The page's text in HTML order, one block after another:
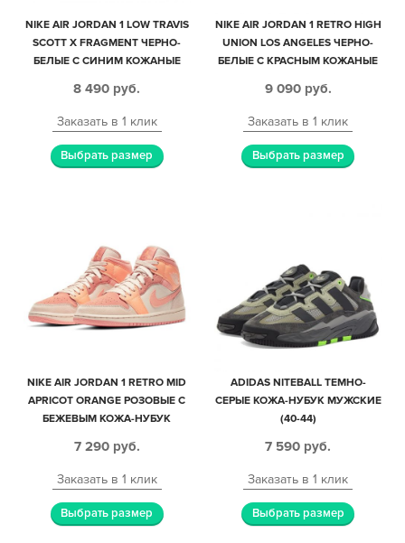
NIKE AIR JORDAN 1 LOW TRAVIS
SCOTT X FRAGMENT ЧЕРНО-
БЕЛЫЕ С СИНИМ КОЖАНЫЕ
8 490 руб.
Заказать в 1 клик
Выбрать размер
NIKE AIR JORDAN 1 RETRO HIGH
UNION LOS ANGELES ЧЕРНО-
БЕЛЫЕ С КРАСНЫМ КОЖАНЫЕ
9 090 руб.
Заказать в 1 клик
Выбрать размер
NIKE AIR JORDAN 1 RETRO MID
APRICOT ORANGE РОЗОВЫЕ С
БЕЖЕВЫМ КОЖА-НУБУК
7 290 руб.
Заказать в 1 клик
Выбрать размер
ADIDAS NITEBALL ТЕМНО-
СЕРЫЕ КОЖА-НУБУК МУЖСКИЕ
(40-44)
7 590 руб.
Заказать в 1 клик
Выбрать размер